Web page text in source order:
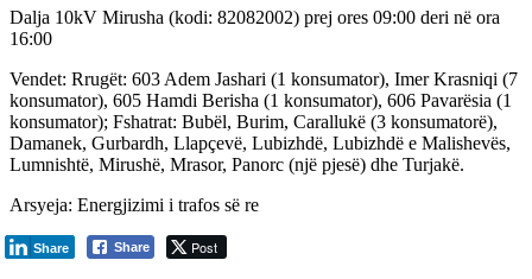
Dalja 10kV Mirusha (kodi: 82082002) prej ores 09:00 deri në ora
16:00
Vendet: Rrugët: 603 Adem Jashari (1 konsumator), Imer Krasniqi (7
konsumator), 605 Hamdi Berisha (1 konsumator), 606 Pavarësia (1
konsumator); Fshatrat: Bubël, Burim, Carallukë (3 konsumatorë),
Damanek, Gurbardh, Llapçevë, Lubizhdë, Lubizhdë e Malishevës,
Lumnishtë, Mirushë, Mrasor, Panorc (një pjesë) dhe Turjakë.
Arsyeja: Energjizimi i trafos së re
Share Post
Share